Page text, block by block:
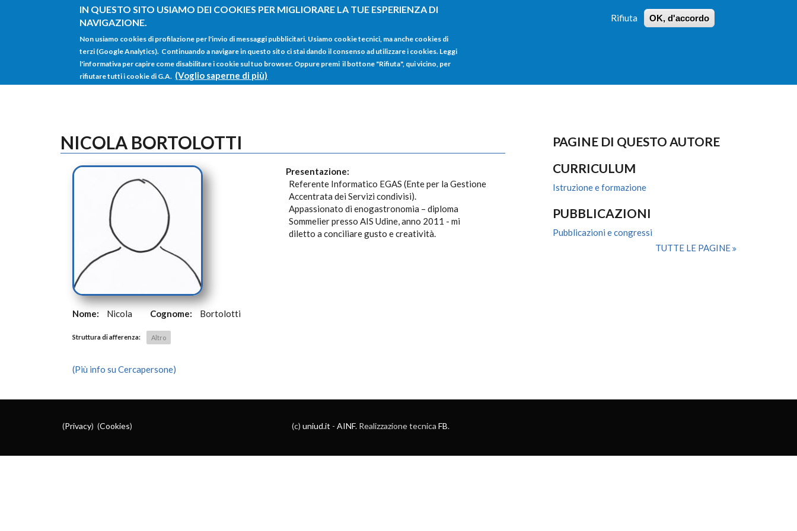
IN QUESTO SITO USIAMO DEI COOKIES PER MIGLIORARE LA TUE ESPERIENZA DI
NAVIGAZIONE.
Non usiamo cookies di profilazione per l'invio di messaggi pubblicitari. Usiamo cookie tecnici, ma anche cookies di
terzi (Google Analytics). Continuando a navigare in questo sito ci stai dando il consenso ad utilizzare i cookies. Leggi
l'informativa per capire come disabilitare i cookie sul tuo browser. Oppure premi il bottone "Rifiuta", qui vicino, per
rifiutare tutti i cookie di G.A. (Voglio saperne di più)
Rifiuta OK, d'accordo
Salta al contenuto principale
RICERCA
HOME
NICOLA BORTOLOTTI
Nome: Nicola Cognome: Bortolotti
Struttura di afferenza: Altro
(Più info su Cercapersone)
Presentazione:
Referente Informatico EGAS (Ente per la Gestione
Accentrata dei Servizi condivisi).
Appassionato di enogastronomia – diploma
Sommelier presso AIS Udine, anno 2011 - mi
diletto a conciliare gusto e creatività.
PAGINE DI QUESTO AUTORE
CURRICULUM
Istruzione e formazione
PUBBLICAZIONI
Pubblicazioni e congressi
TUTTE LE PAGINE
(Privacy) (Cookies) (c) uniud.it - AINF. Realizzazione tecnica FB.